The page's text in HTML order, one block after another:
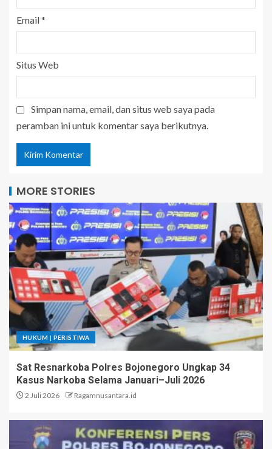
Email*
Situs Web
Simpan nama, email, dan situs web saya pada
peramban ini untuk komentar saya berikutnya.
MORE STORIES
HUKUM | PERISTIWA
Sat Resnarkoba Polres Bojonegoro Ungkap 34
Kasus Narkoba Selama Januari–Juli 2026
2 Juli 2026 Ragamnusantara.id